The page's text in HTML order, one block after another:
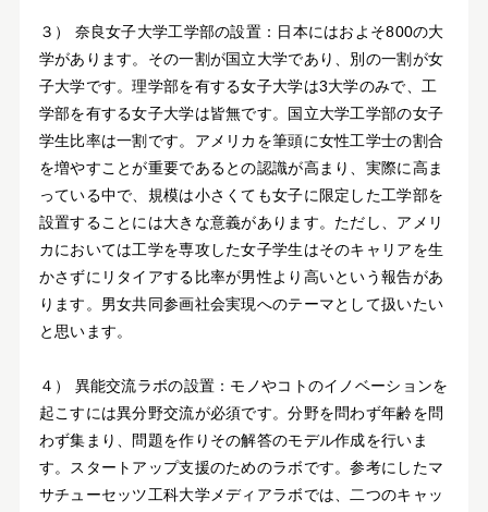
３） 奈良女子大学工学部の設置：日本にはおよそ800の大
学があります。その一割が国立大学であり、別の一割が女
子大学です。理学部を有する女子大学は3大学のみで、工
学部を有する女子大学は皆無です。国立大学工学部の女子
学生比率は一割です。アメリカを筆頭に女性工学士の割合
を増やすことが重要であるとの認識が高まり、実際に高ま
っている中で、規模は小さくても女子に限定した工学部を
設置することには大きな意義があります。ただし、アメリ
カにおいては工学を専攻した女子学生はそのキャリアを生
かさずにリタイアする比率が男性より高いという報告があ
ります。男女共同参画社会実現へのテーマとして扱いたい
と思います。
４） 異能交流ラボの設置：モノやコトのイノベーションを
起こすには異分野交流が必須です。分野を問わず年齢を問
わず集まり、問題を作りその解答のモデル作成を行いま
す。スタートアップ支援のためのラボです。参考にしたマ
サチューセッツ工科大学メディアラボでは、二つのキャッ